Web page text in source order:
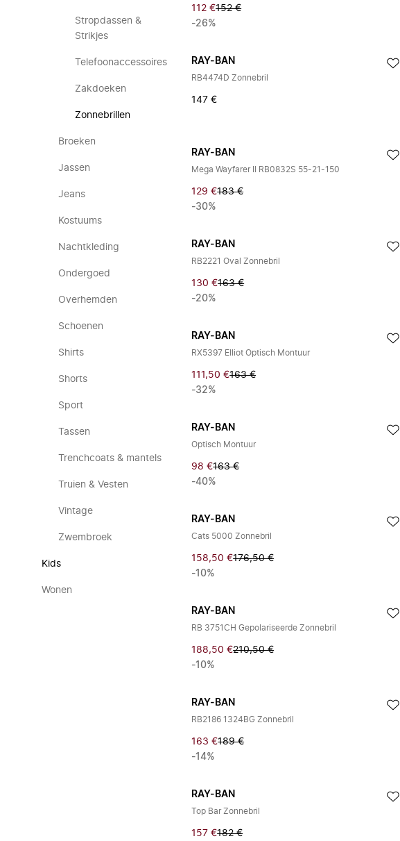
Stropdassen &
Strikjes
Telefoonaccessoires
Zakdoeken
Zonnebrillen
Broeken
Jassen
Jeans
Kostuums
Nachtkleding
Ondergoed
Overhemden
Schoenen
Shirts
Shorts
Sport
Tassen
Trenchcoats & mantels
Truien & Vesten
Vintage
Zwembroek
Kids
Wonen
112 €152 €
-26%
RAY-BAN
RB4474D Zonnebril
147 €
RAY-BAN
Mega Wayfarer II RB0832S 55-21-150
129 €183 €
-30%
RAY-BAN
RB2221 Oval Zonnebril
130 €163 €
-20%
RAY-BAN
RX5397 Elliot Optisch Montuur
111,50 €163 €
-32%
RAY-BAN
Optisch Montuur
98 €163 €
-40%
RAY-BAN
Cats 5000 Zonnebril
158,50 €176,50 €
-10%
RAY-BAN
RB 3751CH Gepolariseerde Zonnebril
188,50 €210,50 €
-10%
RAY-BAN
RB2186 1324BG Zonnebril
163 €189 €
-14%
RAY-BAN
Top Bar Zonnebril
157 €182 €